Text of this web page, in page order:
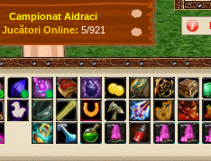
Campionat Aidraci
Jucători Online: 5/921